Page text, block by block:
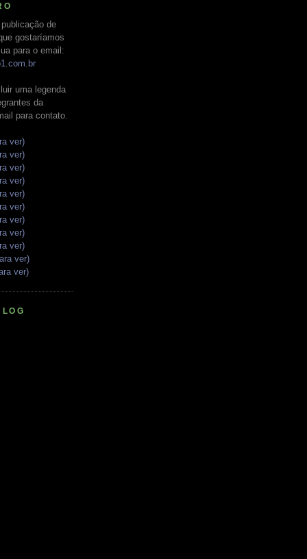
de
gostaríamos
para o email:
uma legenda
da
para contato.
ver)
ver)
ver)
ver)
ver)
ver)
ver)
ver)
ver)
ver)
ver)